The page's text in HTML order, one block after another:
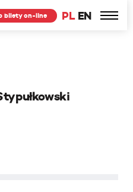
PL EN
bilety on-line